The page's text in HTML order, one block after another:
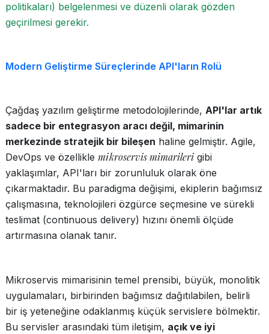
politikaları) belgelenmesi ve düzenli olarak gözden
geçirilmesi gerekir.
Modern Geliştirme Süreçlerinde API'ların Rolü
Çağdaş yazılım geliştirme metodolojilerinde, API'lar artık
sadece bir entegrasyon aracı değil, mimarinin
merkezinde stratejik bir bileşen haline gelmiştir. Agile,
DevOps ve özellikle mikroservis mimarileri gibi
yaklaşımlar, API'ları bir zorunluluk olarak öne
çıkarmaktadır. Bu paradigma değişimi, ekiplerin bağımsız
çalışmasına, teknolojileri özgürce seçmesine ve sürekli
teslimat (continuous delivery) hızını önemli ölçüde
artırmasına olanak tanır.
Mikroservis mimarisinin temel prensibi, büyük, monolitik
uygulamaları, birbirinden bağımsız dağıtılabilen, belirli
bir iş yeteneğine odaklanmış küçük servislere bölmektir.
Bu servisler arasındaki tüm iletişim, açık ve iyi